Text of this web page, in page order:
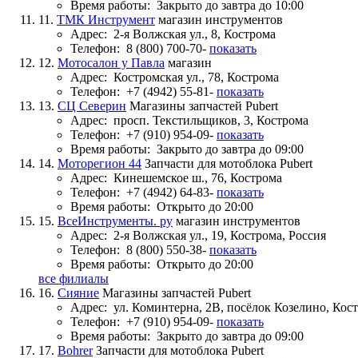
Время работы: Закрыто до завтра до 10:00
11. ТМК Инструмент магазин инструментов
Адрес: 2-я Волжская ул., 8, Кострома
Телефон: 8 (800) 700-70- показать
12. Мотосалон у Павла магазин
Адрес: Костромская ул., 78, Кострома
Телефон: +7 (4942) 55-81- показать
13. СЦ Северин Магазины запчастей Pubert
Адрес: просп. Текстильщиков, 3, Кострома
Телефон: +7 (910) 954-09- показать
Время работы: Закрыто до завтра до 09:00
14. Моторегион 44 Запчасти для мотоблока Pubert
Адрес: Кинешемское ш., 76, Кострома
Телефон: +7 (4942) 64-83- показать
Время работы: Открыто до 20:00
15. ВсеИнструменты. ру магазин инструментов
Адрес: 2-я Волжская ул., 19, Кострома, Россия
Телефон: 8 (800) 550-38- показать
Время работы: Открыто до 20:00
все филиалы
16. Сияние Магазины запчастей Pubert
Адрес: ул. Коминтерна, 2В, посёлок Козелино,
Телефон: +7 (910) 954-09- показать
Время работы: Закрыто до завтра до 09:00
17. Bohrer Запчасти для мотоблока Pubert